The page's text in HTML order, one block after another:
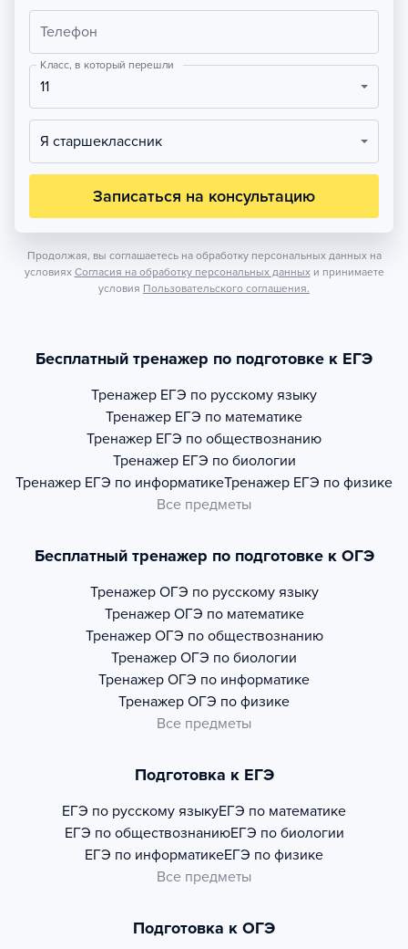
Телефон
Класс, в который перешли
11
Я старшеклассник
Записаться на консультацию
Продолжая, вы соглашаетесь на обработку персональных данных на
условиях Согласия на обработку персональных данных и принимаете
условия Пользовательского соглашения.
Бесплатный тренажер по подготовке к ЕГЭ
Тренажер ЕГЭ по русскому языку
Тренажер ЕГЭ по математике
Тренажер ЕГЭ по обществознанию
Тренажер ЕГЭ по биологии
Тренажер ЕГЭ по информатикеТренажер ЕГЭ по физике
Все предметы
Бесплатный тренажер по подготовке к ОГЭ
Тренажер ОГЭ по русскому языку
Тренажер ОГЭ по математике
Тренажер ОГЭ по обществознанию
Тренажер ОГЭ по биологии
Тренажер ОГЭ по информатике
Тренажер ОГЭ по физике
Все предметы
Подготовка к ЕГЭ
ЕГЭ по русскому языкуЕГЭ по математике
ЕГЭ по обществознаниюЕГЭ по биологии
ЕГЭ по информатикеЕГЭ по физике
Все предметы
Подготовка к ОГЭ